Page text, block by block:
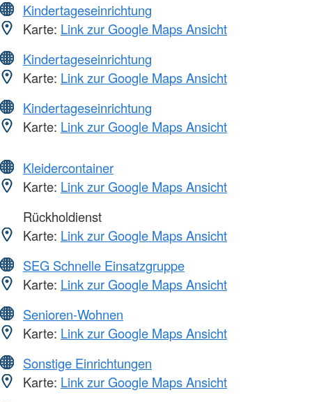
Kindertageseinrichtung
Karte: Link zur Google Maps Ansicht
Kindertageseinrichtung
Karte: Link zur Google Maps Ansicht
Kindertageseinrichtung
Karte: Link zur Google Maps Ansicht
Kleidercontainer
Karte: Link zur Google Maps Ansicht
Rückholdienst
Karte: Link zur Google Maps Ansicht
SEG Schnelle Einsatzgruppe
Karte: Link zur Google Maps Ansicht
Senioren-Wohnen
Karte: Link zur Google Maps Ansicht
Sonstige Einrichtungen
Karte: Link zur Google Maps Ansicht